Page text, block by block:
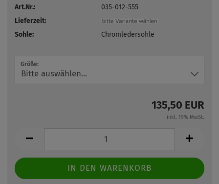
Art.Nr.:
035-012-555
Lieferzeit:
Sohle:
Chromledersohle
Größe:
135,50 EUR
inkl. 19% MwSt.